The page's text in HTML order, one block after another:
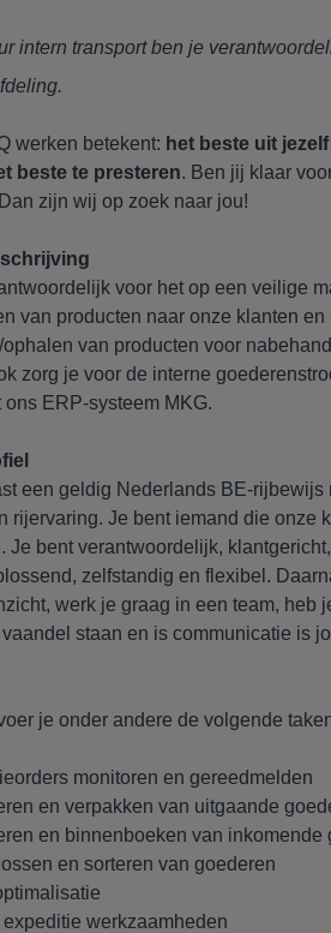
intern transport ben je
werken betekent: het beste uit
beste te presteren. Ben jij klaar
zijn wij op zoek naar jou!
voor het op een veilige
van producten naar onze klanten en
van producten voor
zorg je voor de interne
ons ERP-systeem MKG.
een geldig Nederlands BE-rijbewijs
rijervaring. Je bent iemand die onze
Je bent verantwoordelijk, klantgericht,
zelfstandig en flexibel.
werk je graag in een team, heb
staan en is communicatie is
je onder andere de volgende
monitoren en gereedmelden
en verpakken van uitgaande
en binnenboeken van inkomende
lossen en sorteren van goederen
expeditie werkzaamheden